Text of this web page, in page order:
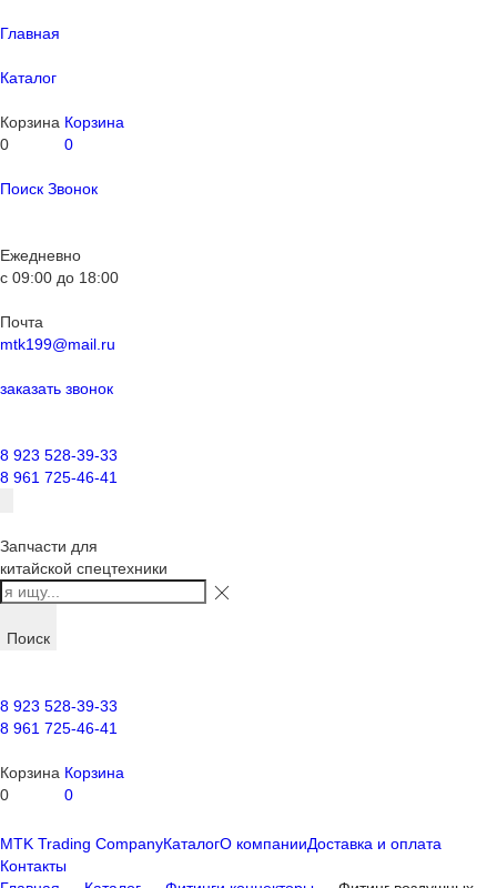
Главная
Каталог
Корзина
0
Корзина
0
Поиск Звонок
Ежедневно
с 09:00 до 18:00
Почта
mtk199@mail.ru
заказать звонок
8 923 528-39-33
8 961 725-46-41
Запчасти для
китайской спецтехники
Поиск
8 923 528-39-33
8 961 725-46-41
Корзина
0
Корзина
0
MTK Trading CompanyКаталогО компанииДоставка и оплата
Контакты